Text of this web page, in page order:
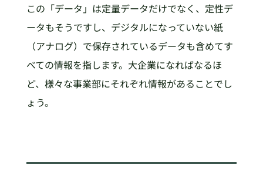
この「データ」は定量データだけでなく、定性デ
ータもそうですし、デジタルになっていない紙
（アナログ）で保存されているデータも含めてす
べての情報を指します。大企業になればなるほ
ど、様々な事業部にそれぞれ情報があることでし
ょう。